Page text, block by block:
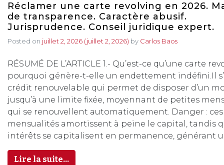
Réclamer une carte revolving en 2026.
de transparence. Caractère abusif.
Jurisprudence. Conseil juridique expert.
Posted on juillet 2, 2026 (juillet 2, 2026) by Carlos Baos
RÉSUMÉ DE L’ARTICLE 1.- Qu’est-ce qu’une carte
pourquoi génère-t-elle un endettement indéfini.Il
crédit renouvelable qui permet de disposer d’un
jusqu’à une limite fixée, moyennant de petites
qui se renouvellent automatiquement. Danger : ces
mensualités amortissent à peine le capital, tandis
intérêts se capitalisent en permanence, générant
Lire la suite…